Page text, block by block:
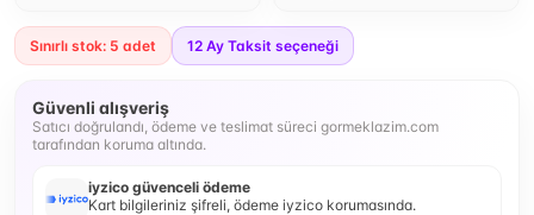
Sınırlı stok: 5 adet 12 Ay Taksit seçeneği
Güvenli alışveriş
Satıcı doğrulandı, ödeme ve teslimat süreci gormeklazim.com
tarafından koruma altında.
iyzico güvenceli ödeme
Kart bilgileriniz şifreli, ödeme iyzico korumasında.